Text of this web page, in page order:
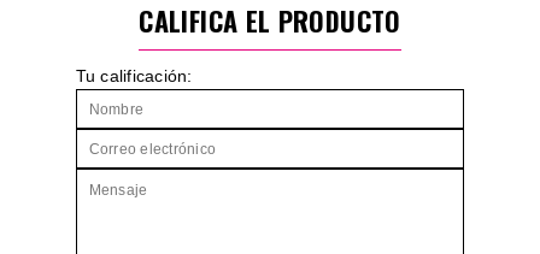
CALIFICA EL PRODUCTO
Tu calificación: